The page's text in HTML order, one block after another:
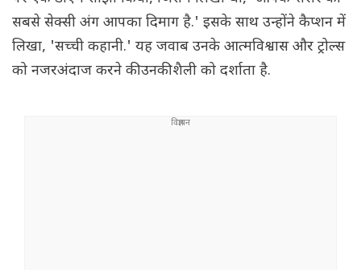
सबसे सेक्सी अंग आपका दिमाग है.' इसके साथ उन्होंने कैप्शन में
लिखा, 'सच्ची कहानी.' यह जवाब उनके आत्मविश्वास और ट्रोल्स
को नजरअंदाज करने की उनकी शैली को दर्शाता है.